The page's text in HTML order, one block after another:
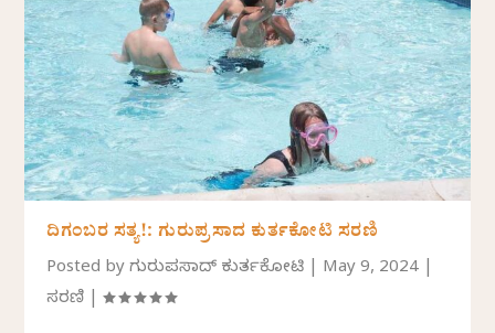
ದಿಗಂಬರ ಸತ್ಯ!: ಗುರುಪ್ರಸಾದ ಕುರ್ತಕೋಟಿ ಸರಣಿ
Posted byಗುರುಪ್ರಸಾದ್‌ ಕುರ್ತಕೋಟಿ May 9, 2024
ಸರಣಿ |